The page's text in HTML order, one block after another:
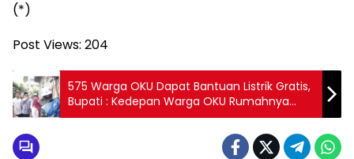
(*)
Post Views: 204
575 Warga OKU Dapat Bantuan Listrik Gratis,
Bupati : Kedepan Warga OKU Rumahnya
Wajib Teraliri Listrik